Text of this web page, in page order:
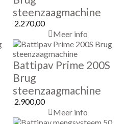
steenzaagmachine
2.270,00
Meer info
Battipav Prime 200S
Brug
steenzaagmachine
2.900,00
Meer info